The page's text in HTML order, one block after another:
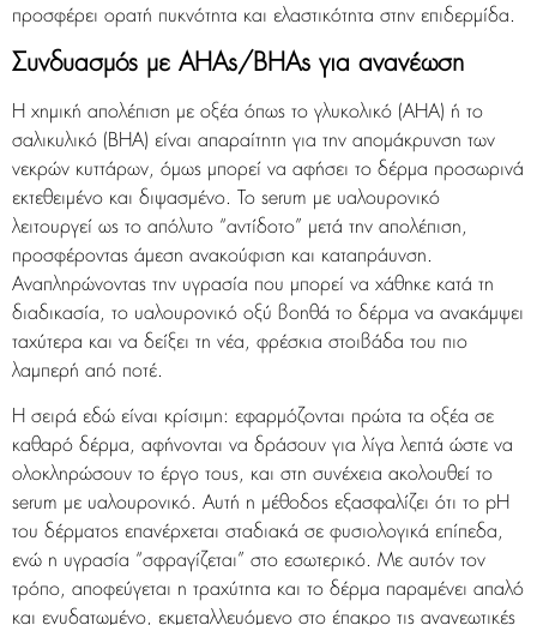
προσφέρει ορατή πυκνότητα και ελαστικότητα στην επιδερμίδα.
Συνδυασμός με AHAs/BHAs για ανανέωση
Η χημική απολέπιση με οξέα όπως το γλυκολικό (AHA) ή το
σαλικυλικό (BHA) είναι απαραίτητη για την απομάκρυνση των
νεκρών κυττάρων, όμως μπορεί να αφήσει το δέρμα προσωρινά
εκτεθειμένο και διψασμένο. Το serum με υαλουρονικό
λειτουργεί ως το απόλυτο “αντίδοτο” μετά την απολέπιση,
προσφέροντας άμεση ανακούφιση και καταπράυνση.
Αναπληρώνοντας την υγρασία που μπορεί να χάθηκε κατά τη
διαδικασία, το υαλουρονικό οξύ βοηθά το δέρμα να ανακάμψει
ταχύτερα και να δείξει τη νέα, φρέσκια στοιβάδα του πιο
λαμπερή από ποτέ.
Η σειρά εδώ είναι κρίσιμη: εφαρμόζονται πρώτα τα οξέα σε
καθαρό δέρμα, αφήνονται να δράσουν για λίγα λεπτά ώστε να
ολοκληρώσουν το έργο τους, και στη συνέχεια ακολουθεί το
serum με υαλουρονικό. Αυτή η μέθοδος εξασφαλίζει ότι το pH
του δέρματος επανέρχεται σταδιακά σε φυσιολογικά επίπεδα,
ενώ η υγρασία “σφραγίζεται” στο εσωτερικό. Με αυτόν τον
τρόπο, αποφεύγεται η τραχύτητα και το δέρμα παραμένει απαλό
και ενυδατωμένο, εκμεταλλευόμενο στο έπακρο τις ανανεωτικές